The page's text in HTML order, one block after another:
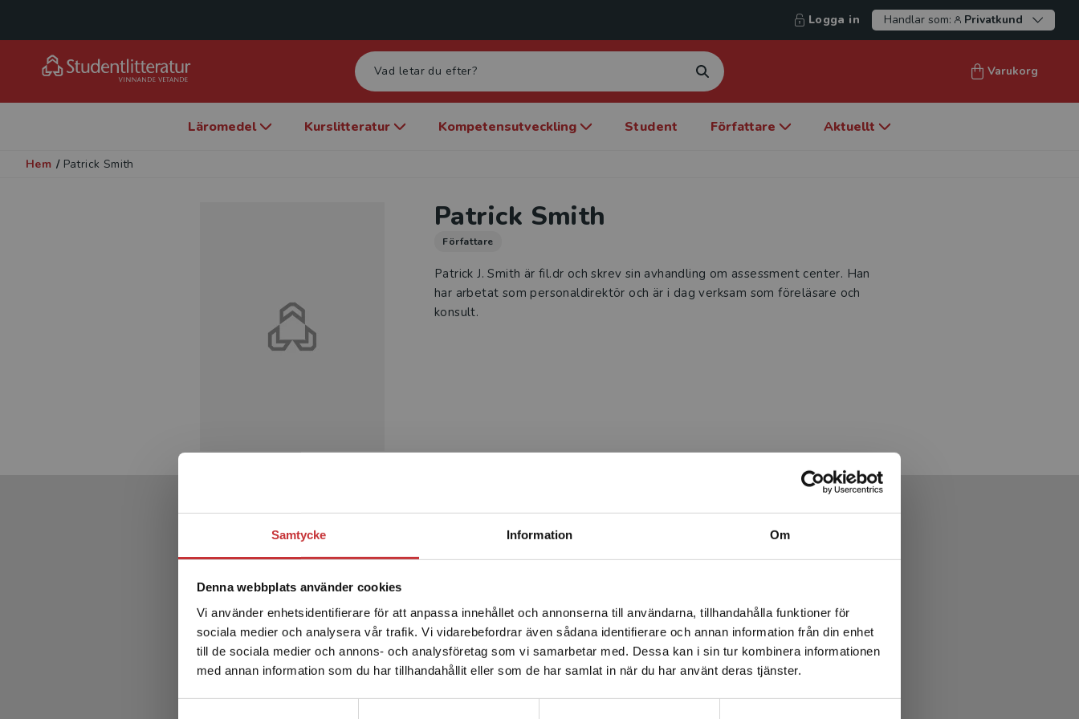
Samtycke Information Om
Denna webbplats använder cookies
Vi använder enhetsidentifierare för att anpassa innehållet och annonserna till användarna, tillhandahålla funktioner för
sociala medier och analysera vår trafik. Vi vidarebefordrar även sådana identifierare och annan information från din enhet
till de sociala medier och annons- och analysföretag som vi samarbetar med. Dessa kan i sin tur kombinera informationen
med annan information som du har tillhandahållit eller som de har samlat in när du har använt deras tjänster.
Begränsad fraktregion
Det verkar som att du besöker studentlitteratur.se via en
enhet utanför Sverige. Vi erbjuder inte leveranser utanför
Sverige. För att kunna slutföra ett köp måste
leveransadressen vara i Sverige.Läs mer
Logga in Handlar som: Privatkund
Varukorg
Läromedel Kurslitteratur Kompetensutveckling Student Författare Aktuellt
Hem / Patrick Smith
Patrick Smith
Författare
Patrick J. Smith är fil.dr och skrev sin avhandling om assessment center. Han
har arbetat som personaldirektör och är i dag verksam som föreläsare och
konsult.
Produkter